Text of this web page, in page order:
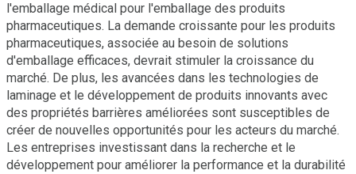
l'emballage médical pour l'emballage des produits
pharmaceutiques. La demande croissante pour les produits
pharmaceutiques, associée au besoin de solutions
d'emballage efficaces, devrait stimuler la croissance du
marché. De plus, les avancées dans les technologies de
laminage et le développement de produits innovants avec
des propriétés barrières améliorées sont susceptibles de
créer de nouvelles opportunités pour les acteurs du marché.
Les entreprises investissant dans la recherche et le
développement pour améliorer la performance et la durabilité